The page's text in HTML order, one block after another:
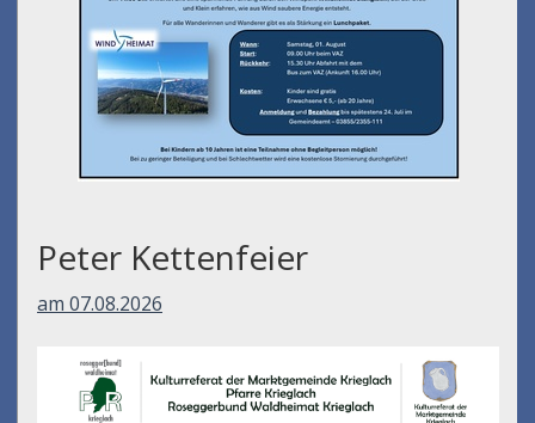
Peter Kettenfeier
am 07.08.2026